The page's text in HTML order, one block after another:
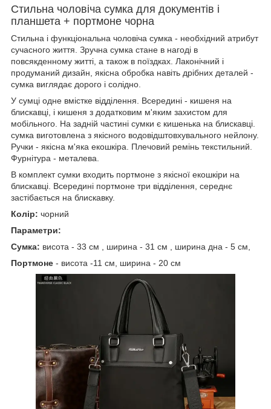
Стильна чоловіча сумка для документів і
планшета + портмоне чорна
Стильна і функціональна чоловіча сумка - необхідний атрибут
сучасного життя. Зручна сумка стане в нагоді в
повсякденному житті, а також в поїздках. Лаконічний і
продуманий дизайн, якісна обробка навіть дрібних деталей -
сумка виглядає дорого і солідно.
У сумці одне вмістке відділення. Всередині - кишеня на
блискавці, і кишеня з додатковим м'яким захистом для
мобільного. На задній частині сумки є кишенька на блискавці.
сумка виготовлена з якісного водовідштовхувального нейлону.
Ручки - якісна м'яка екошкіра. Плечовий ремінь текстильний.
Фурнітура - металева.
В комплект сумки входить портмоне з якісної екошкіри на
блискавці. Всередині портмоне три відділення, середнє
застібається на блискавку.
Колір: чорний
Параметри:
Сумка: висота - 33 см , ширина - 31 см , ширина дна - 5 см,
Портмоне - висота -11 см, ширина - 20 см